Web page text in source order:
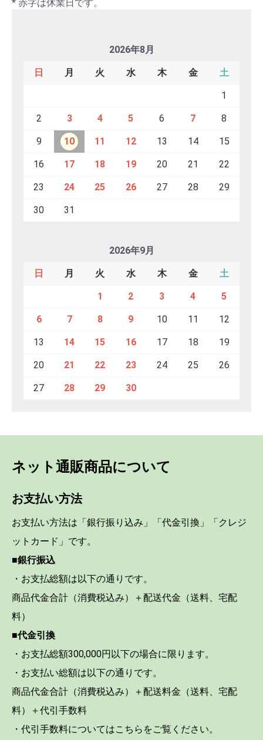
* 赤字は休業日です。
2026年8月
日 月 火 水 木 金 土
1
2 3 4 5 6 7 8
9 10 11 12 13 14 15
16 17 18 19 20 21 22
23 24 25 26 27 28 29
30 31
2026年9月
日 月 火 水 木 金 土
1 2 3 4 5
6 7 8 9 10 11 12
13 14 15 16 17 18 19
20 21 22 23 24 25 26
27 28 29 30
ネット通販商品について
お支払い方法
お支払い方法は「銀行振り込み」「代金引換」「クレジ
ットカード」です。
■銀行振込
・お支払総額は以下の通りです。
商品代金合計（消費税込み）＋配送代金（送料、宅配
料）
■代金引換
・お支払総額300,000円以下の場合に限ります。
・お支払い総額は以下の通りです。
商品代金合計（消費税込み）＋配送料金（送料、宅配
料）＋代引手数料
・代引手数料についてはこちらをご覧ください。